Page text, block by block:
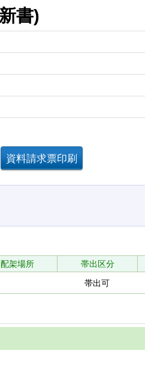
書)
配架場所 帯出区分
帯出可